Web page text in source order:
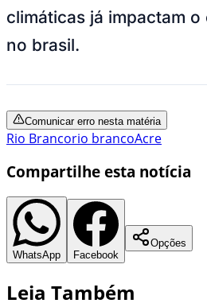
climáticas já impactam
no brasil.
Comunicar erro nesta matéria
Rio Brancorio brancoAcre
Compartilhe esta notícia
WhatsApp Facebook
Opções
Leia Também